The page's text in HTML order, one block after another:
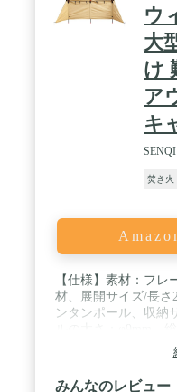
ウ
大
け
ア
キ
SENQI
焚き火
【仕様】素材：フ
材、展開サイズ/長さ
ンタンポール、収納
プ横幕は火の粉に強
っかりと張りがあり
難燃性に優れていま
みんなのレビュー